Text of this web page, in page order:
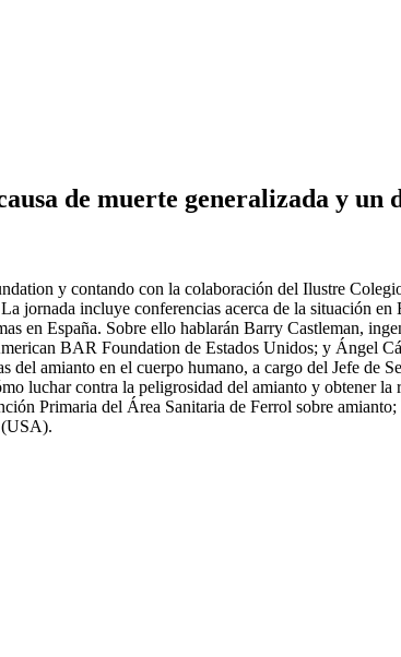
de muerte generalizada y un
y contando con la colaboración del Ilustre
jornada incluye conferencias acerca de la situación
en España. Sobre ello hablarán Barry Castleman,
BAR Foundation de Estados Unidos; y Ángel
del amianto en el cuerpo humano, a cargo del Jefe
luchar contra la peligrosidad del amianto y obtener
Primaria del Área Sanitaria de Ferrol sobre